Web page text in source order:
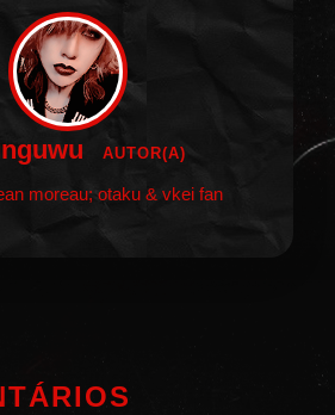
AUTOR(A)
moreau; otaku & vkei fan